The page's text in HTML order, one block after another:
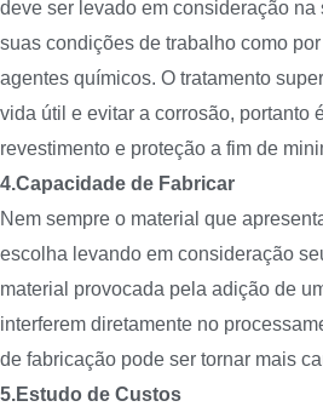
deve ser levado em consideração
suas condições de trabalho como
agentes químicos. O tratamento
vida útil e evitar a corrosão, portanto
revestimento e proteção a fim de
4.Capacidade de Fabricar
Nem sempre o material que
escolha levando em consideração
material provocada pela adição de
interferem diretamente no
de fabricação pode ser tornar mais
5.Estudo de Custos